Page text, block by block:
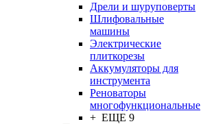
Дрели и шуруповерты
Шлифовальные
машины
Электрические
плиткорезы
Аккумуляторы для
инструмента
Реноваторы
многофункциональные
+ ЕЩЕ 9